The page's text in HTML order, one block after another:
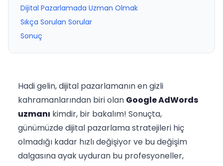
Dijital Pazarlamada Uzman Olmak
Sıkça Sorulan Sorular
Sonuç
Hadi gelin, dijital pazarlamanın en gizli
kahramanlarından biri olan Google AdWords
uzmanı kimdir, bir bakalım! Sonuçta,
günümüzde dijital pazarlama stratejileri hiç
olmadığı kadar hızlı değişiyor ve bu değişim
dalgasına ayak uyduran bu profesyoneller,